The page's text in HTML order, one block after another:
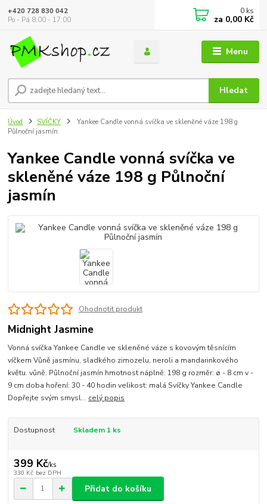
Menu
Hledat
+420 728 830 042
Po - Pá 8:00 - 17:00
0 ks
za 0,00 Kč
Úvod SVÍČKY
Yankee Candle vonná svíčka ve skleněné váze 198 g
Půlnoční jasmín
Yankee Candle vonná svíčka ve
skleněné váze 198 g Půlnoční
jasmín
Ohodnotit produkt
Midnight Jasmine
Vonná svíčka Yankee Candle ve skleněné váze s kovovým těsnícím
víčkem Vůně jasmínu, sladkého zimozelu, neroli a mandarinkového
květu. vůně: Půlnoční jasmín hmotnost náplně: 198 g rozměr: ø - 8 cm v -
9 cm doba hoření: 30 - 40 hodin velikost: malá Svíčky Yankee Candle
Dopřejte svým smysl... celý popis
Dostupnost Skladem 1 ks
399 Kč/ks
330 Kč bez DPH
Přidat do košíku